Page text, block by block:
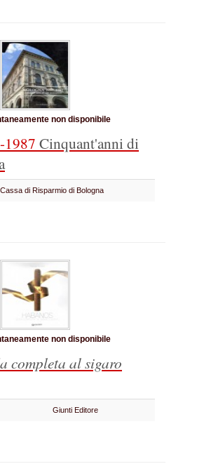
non disponibile
1987 Cinquant'anni di
Cassa di Risparmio di Bologna
non disponibile
completa al sigaro
Giunti Editore